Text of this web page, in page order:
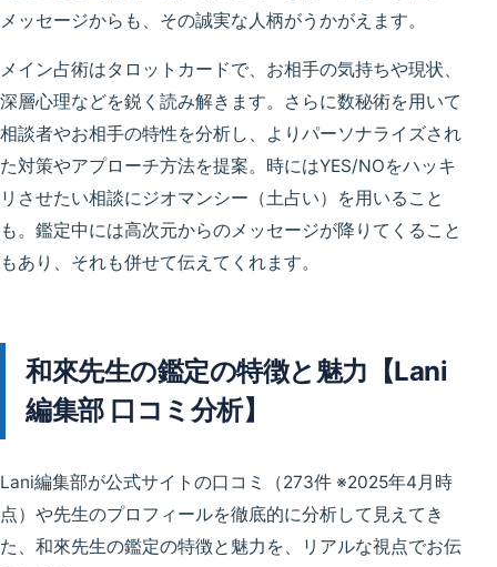
メッセージからも、その誠実な人柄がうかがえます。
メイン占術はタロットカードで、お相手の気持ちや現状、
深層心理などを鋭く読み解きます。さらに数秘術を用いて
相談者やお相手の特性を分析し、よりパーソナライズされ
た対策やアプローチ方法を提案。時にはYES/NOをハッキ
リさせたい相談にジオマンシー（土占い）
を用いること
も。鑑定中には高次元からのメッセージが降りてくること
もあり、それも併せて伝えてくれます。
和來先生の鑑定の特徴と魅力【Lani
編集部 口コミ分析】
Lani編集部が公式サイトの口コミ（273件 ※2025年4月時
点）や先生のプロフィールを徹底的に分析して見えてき
た、和來先生の鑑定の特徴と魅力を、リアルな視点でお伝